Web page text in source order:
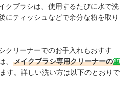
クブラシは、使用するたびに水で洗
にティッシュなどで余分な粉を取り
クリーナーでのお手入れもおすす
、
メイクブラシ専用クリーナーの筆
す。詳しい洗い方は以下のとおりで